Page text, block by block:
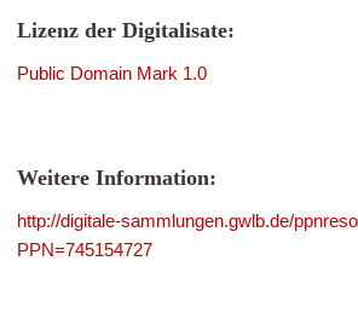
Lizenz der Digitalisate:
Public Domain Mark 1.0
Weitere Information:
http://digitale-sammlungen.gwlb.de/
PPN=745154727